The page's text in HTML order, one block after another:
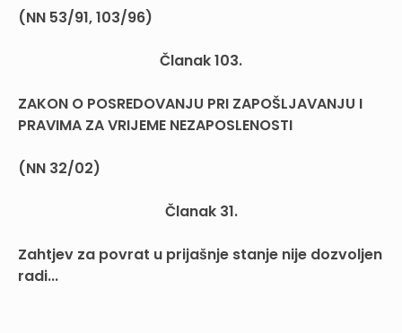
(NN 53/91, 103/96)
Članak 103.
ZAKON O POSREDOVANJU PRI ZAPOŠLJAVANJU I
PRAVIMA ZA VRIJEME NEZAPOSLENOSTI
(NN 32/02)
Članak 31.
Zahtjev za povrat u prijašnje stanje nije dozvoljen
radi...